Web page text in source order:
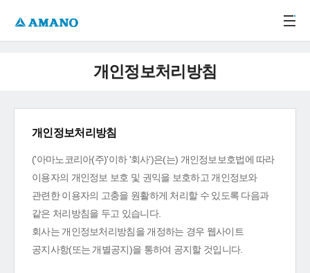
개인정보처리방침
개인정보처리방침
('아마노코리아(주)'이하 '회사')은(는) 개인정보보호법에 따라
이용자의 개인정보 보호 및 권익을 보호하고 개인정보와
관련한 이용자의 고충을 원활하게 처리할 수 있도록 다음과
같은 처리방침을 두고 있습니다.
회사는 개인정보처리방침을 개정하는 경우 웹사이트
공지사항(또는 개별공지)을 통하여 공지할 것입니다.